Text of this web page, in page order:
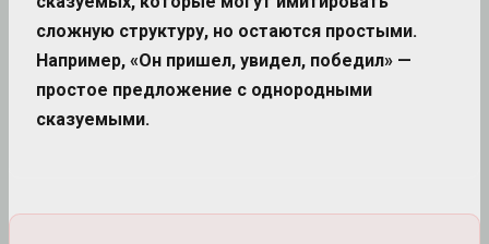
сложную структуру, но остаются простыми.
Например, «Он пришел, увидел, победил» —
простое предложение с однородными
сказуемыми.